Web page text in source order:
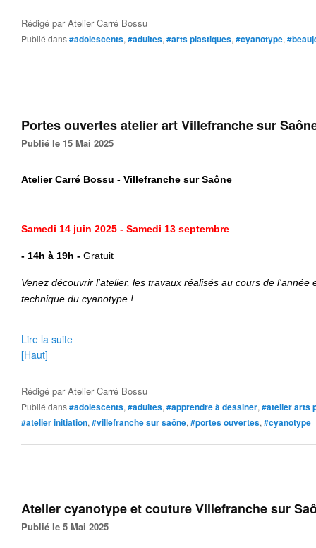
Rédigé parAtelier Carré Bossu
Publié dans#adolescents, #adultes, #arts plastiques, #cyanotype,
Portes ouvertes atelier art Villefranche sur
Publié le 15 Mai 2025
Atelier Carré Bossu - Villefranche sur Saône
Samedi 14 juin 2025 - Samedi 13 septembre
- 14h à 19h - Gratuit
Venez découvrir l'atelier, les travaux réalisés au cours de l'année
technique du cyanotype !
Lire la suite
[Haut]
Rédigé parAtelier Carré Bossu
Publié dans#adolescents, #adultes, #apprendre à dessiner, #atelier arts
#atelier initiation, #villefranche sur saône, #portes ouvertes, #cyanotype
Atelier cyanotype et couture Villefranche sur
Publié le 5 Mai 2025